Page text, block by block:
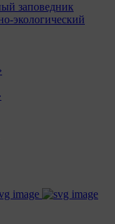
заповедник
экологический